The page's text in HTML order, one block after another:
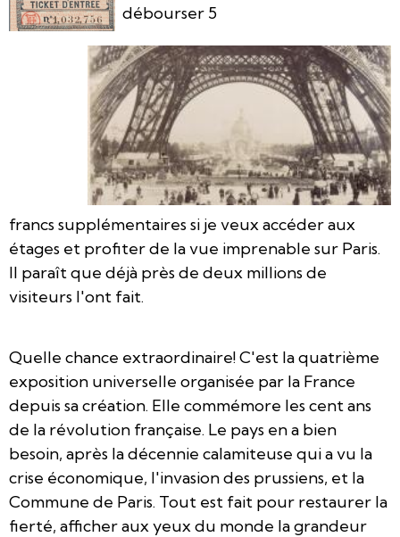
débourser 5
francs supplémentaires si je veux accéder aux
étages et profiter de la vue imprenable sur Paris.
Il paraît que déjà près de deux millions de
visiteurs l'ont fait.
Quelle chance extraordinaire! C'est la quatrième
exposition universelle organisée par la France
depuis sa création. Elle commémore les cent ans
de la révolution française. Le pays en a bien
besoin, après la décennie calamiteuse qui a vu la
crise économique, l'invasion des prussiens, et la
Commune de Paris. Tout est fait pour restaurer la
fierté, afficher aux yeux du monde la grandeur